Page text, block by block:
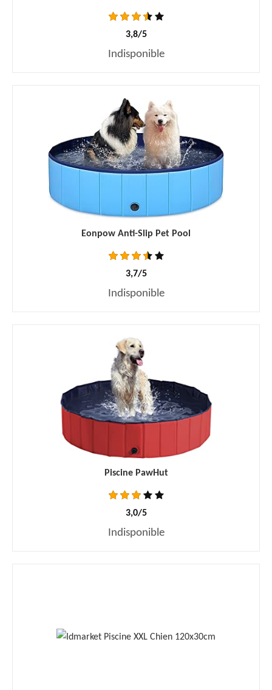
3,8/5
Indisponible
Eonpow Anti-Slip Pet Pool
3,7/5
Indisponible
Piscine PawHut
3,0/5
Indisponible